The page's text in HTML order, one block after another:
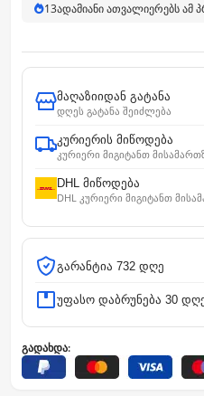
13ადამიანი ათვალიერებს ამ
მაღაზიიდან გატანა
დღეს გატანა შეიძლება
კურიერის მიწოდება
კურიერი მიგიტანთ
DHL მიწოდება
DHL კურიერი მიგიტანთ
გარანტია 732 დღე
უფასო დაბრუნება 30
გადახდა: